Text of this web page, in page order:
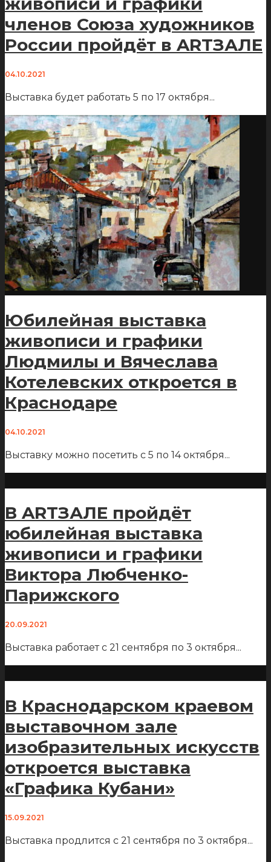
членов Союза художников
России пройдёт в ARTЗАЛЕ
04.10.2021
Выставка будет работать 5 по 17 октября...
Юбилейная выставка
живописи и графики
Людмилы и Вячеслава
Котелевских откроется в
Краснодаре
04.10.2021
Выставку можно посетить с 5 по 14 октября...
В ARTЗАЛЕ пройдёт
юбилейная выставка
живописи и графики
Виктора Любченко-
Парижского
20.09.2021
Выставка работает с 21 сентября по 3 октября...
В Краснодарском краевом
выставочном зале
изобразительных искусств
откроется выставка
«Графика Кубани»
15.09.2021
Выставка продлится с 21 сентября по 3 октября...